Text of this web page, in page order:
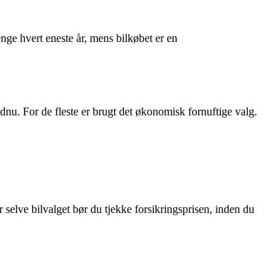
hvert eneste år, mens bilkøbet er en
For de fleste er brugt det økonomisk fornuftige valg.
bilvalget bør du tjekke forsikringsprisen, inden du